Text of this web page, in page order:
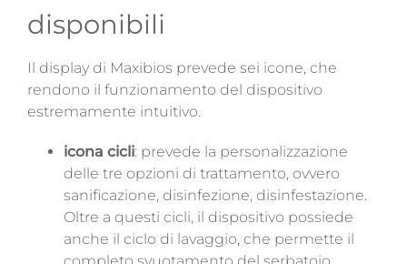
disponibili
Il display di Maxibios prevede sei icone, che
rendono il funzionamento del dispositivo
estremamente intuitivo.
icona cicli: prevede la personalizzazione
delle tre opzioni di trattamento, ovvero
sanificazione, disinfezione, disinfestazione.
Oltre a questi cicli, il dispositivo possiede
anche il ciclo di lavaggio, che permette il